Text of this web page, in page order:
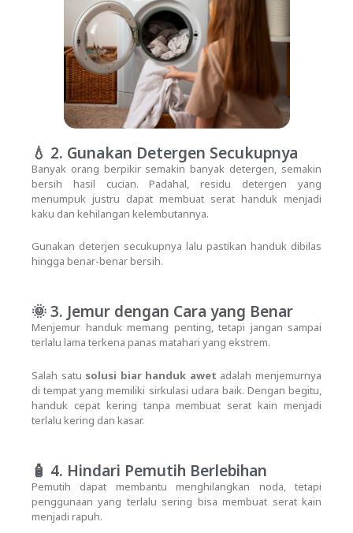
💧 2. Gunakan Detergen Secukupnya
Banyak orang berpikir semakin banyak detergen, semakin
bersih hasil cucian. Padahal, residu detergen yang
menumpuk justru dapat membuat serat handuk menjadi
kaku dan kehilangan kelembutannya.
Gunakan deterjen secukupnya lalu pastikan handuk dibilas
hingga benar-benar bersih.
🌞 3. Jemur dengan Cara yang Benar
Menjemur handuk memang penting, tetapi jangan sampai
terlalu lama terkena panas matahari yang ekstrem.
Salah satu solusi biar handuk awet adalah menjemurnya
di tempat yang memiliki sirkulasi udara baik. Dengan begitu,
handuk cepat kering tanpa membuat serat kain menjadi
terlalu kering dan kasar.
🧴 4. Hindari Pemutih Berlebihan
Pemutih dapat membantu menghilangkan noda, tetapi
penggunaan yang terlalu sering bisa membuat serat kain
menjadi rapuh.